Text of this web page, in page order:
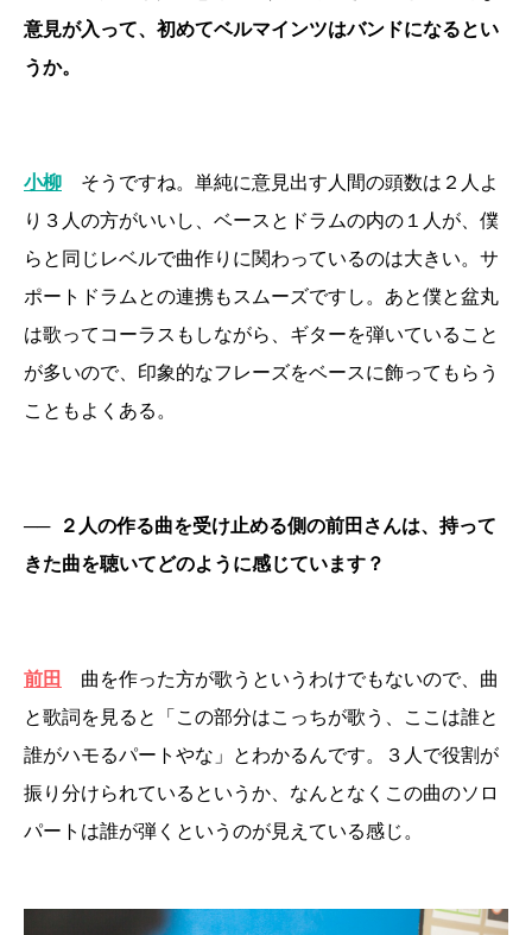
意見が入って、初めてベルマインツはバンドになるとい
うか。
小柳
そうですね。単純に意見出す人間の頭数は２人よ
り３人の方がいいし、ベースとドラムの内の１人が、僕
らと同じレベルで曲作りに関わっているのは大きい。サ
ポートドラムとの連携もスムーズですし。あと僕と盆丸
は歌ってコーラスもしながら、ギターを弾いていること
が多いので、印象的なフレーズをベースに飾ってもらう
こともよくある。
── ２人の作る曲を受け止める側の前田さんは、持って
きた曲を聴いてどのように感じています？
前田
曲を作った方が歌うというわけでもないので、曲
と歌詞を見ると「この部分はこっちが歌う、ここは誰と
誰がハモるパートやな」とわかるんです。３人で役割が
振り分けられているというか、なんとなくこの曲のソロ
パートは誰が弾くというのが見えている感じ。